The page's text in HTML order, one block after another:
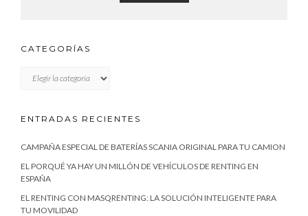
CATEGORÍAS
ENTRADAS RECIENTES
CAMPAÑA ESPECIAL DE BATERÍAS SCANIA ORIGINAL PARA TU CAMION
EL PORQUÉ YA HAY UN MILLÓN DE VEHÍCULOS DE RENTING EN
ESPAÑA
EL RENTING CON MASQRENTING: LA SOLUCIÓN INTELIGENTE PARA
TU MOVILIDAD